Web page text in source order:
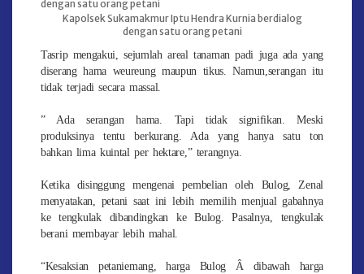
Kapolsek Sukamakmur Iptu Hendra Kurnia berdialog
dengan satu orang petani
Tasrip mengakui, sejumlah areal tanaman padi juga ada yang
diserang hama weureung maupun tikus. Namun,serangan itu
tidak terjadi secara massal.
” Ada serangan hama. Tapi tidak signifikan. Meski
produksinya tentu berkurang. Ada yang hanya satu ton
bahkan lima kuintal per hektare,” terangnya.
Ketika disinggung mengenai pembelian oleh Bulog, Zenal
menyatakan, petani saat ini lebih memilih menjual gabahnya
ke tengkulak dibandingkan ke Bulog. Pasalnya, tengkulak
berani membayar lebih mahal.
“Kesaksian petaniemang, harga Bulog Â dibawah harga